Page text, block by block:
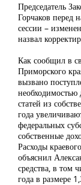
Председатель
Горчаков перед
сессии –
назвал
Как сообщил в
Приморского
вызвано
статей из
года
федеральных
собственные
Расходы
объяснил
средства, в том
года в размере